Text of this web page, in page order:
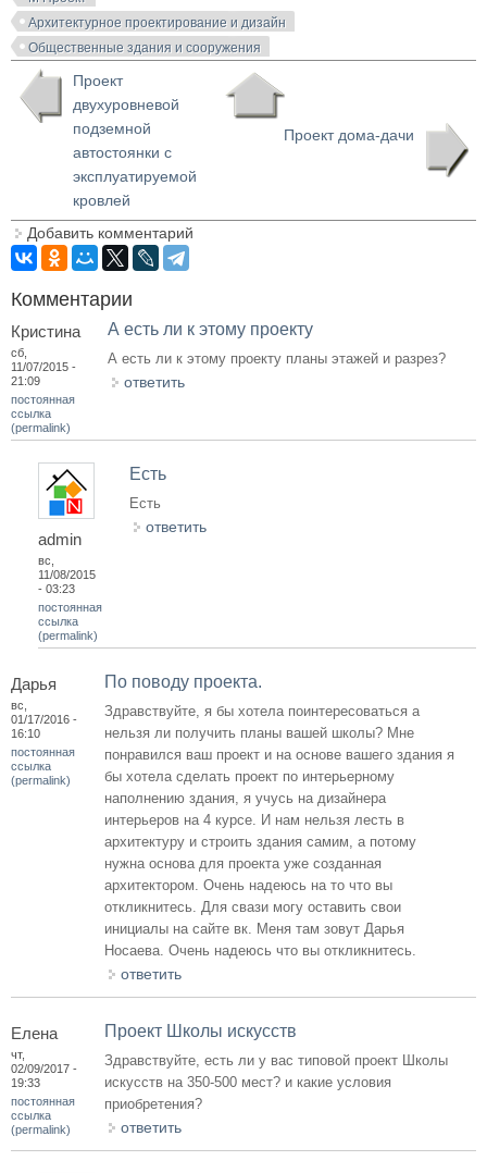
Архитектурное проектирование и дизайн
Общественные здания и сооружения
Проект
двухуровневой
подземной
автостоянки с
эксплуатируемой
кровлей
Проект дома-дачи
Добавить комментарий
Комментарии
Кристина
сб,
11/07/2015 -
21:09
постоянная
ссылка
(permalink)
А есть ли к этому проекту
А есть ли к этому проекту планы этажей и разрез?
ответить
admin
вс,
11/08/2015
- 03:23
постоянная
ссылка
(permalink)
Есть
Есть
ответить
Дарья
вс,
01/17/2016 -
16:10
постоянная
ссылка
(permalink)
По поводу проекта.
Здравствуйте, я бы хотела поинтересоваться а
нельзя ли получить планы вашей школы? Мне
понравился ваш проект и на основе вашего здания я
бы хотела сделать проект по интерьерному
наполнению здания, я учусь на дизайнера
интерьеров на 4 курсе. И нам нельзя лесть в
архитектуру и строить здания самим, а потому
нужна основа для проекта уже созданная
архитектором. Очень надеюсь на то что вы
откликнитесь. Для свази могу оставить свои
инициалы на сайте вк. Меня там зовут Дарья
Носаева. Очень надеюсь что вы откликнитесь.
ответить
Елена
чт,
02/09/2017 -
19:33
постоянная
ссылка
(permalink)
Проект Школы искусств
Здравствуйте, есть ли у вас типовой проект Школы
искусств на 350-500 мест? и какие условия
приобретения?
ответить